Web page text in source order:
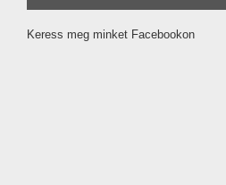
Keress meg minket Facebookon